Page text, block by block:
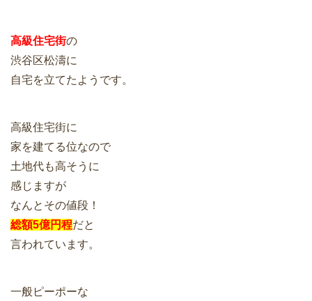
高級住宅街の
渋谷区松濤に
自宅を立てたようです。
高級住宅街に
家を建てる位なので
土地代も高そうに
感じますが
なんとその値段！
総額5億円程だと
言われています。
一般ピーポーな